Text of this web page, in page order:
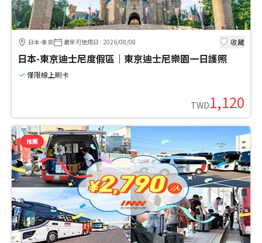
日本-東京 最早可使用日 : 2026/08/08 收藏
日本-東京迪士尼度假區｜東京迪士尼樂園一日護照
僅限線上刷卡
TWD1,120
推薦